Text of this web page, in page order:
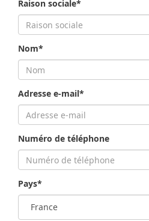
Raison sociale*
Nom*
Adresse e-mail*
Numéro de téléphone
Pays*